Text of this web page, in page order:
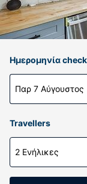
Ημερομηνία
Παρ 7 Αύγουστος
Travellers
2 Ενήλικες